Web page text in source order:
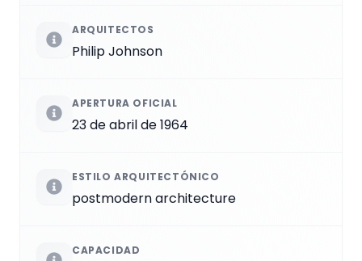
ARQUITECTOS
Philip Johnson
APERTURA OFICIAL
23 de abril de 1964
ESTILO ARQUITECTÓNICO
postmodern architecture
CAPACIDAD